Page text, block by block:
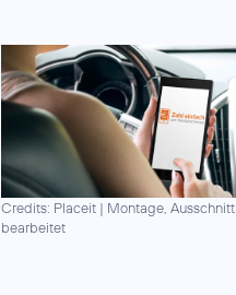
Credits: Placeit | Montage, Ausschnitt
bearbeitet